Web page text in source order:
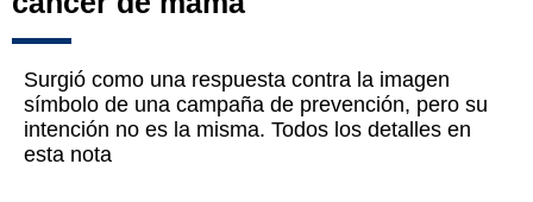
Surgió como una respuesta contra la imagen
símbolo de una campaña de prevención, pero su
intención no es la misma. Todos los detalles en
esta nota